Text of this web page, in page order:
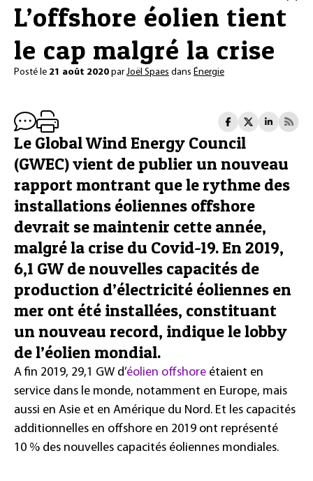
L’offshore éolien tient
le cap malgré la crise
Posté le 21 août 2020 parJoël Spaes dans Énergie
Le Global Wind Energy Council
(GWEC) vient de publier un nouveau
rapport montrant que le rythme des
installations éoliennes offshore
devrait se maintenir cette année,
malgré la crise du Covid-19. En 2019,
6,1 GW de nouvelles capacités de
production d’électricité éoliennes en
mer ont été installées, constituant
un nouveau record, indique le lobby
de l’éolien mondial.
A fin 2019, 29,1 GW d’éolien offshore étaient en
service dans le monde, notamment en Europe, mais
aussi en Asie et en Amérique du Nord. Et les capacités
additionnelles en offshore en 2019 ont représenté
10 % des nouvelles capacités éoliennes mondiales.